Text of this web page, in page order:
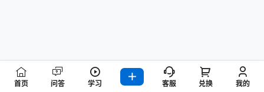
首页 问答 学习 客服 兑换 我的